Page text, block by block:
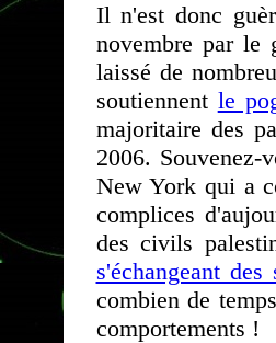
Il n'est donc
novembre par le
laissé de
soutiennent le
majoritaire des
2006. Souvenez-
New York qui a
complices
des civils
s'échangeant des
combien de
comportements !